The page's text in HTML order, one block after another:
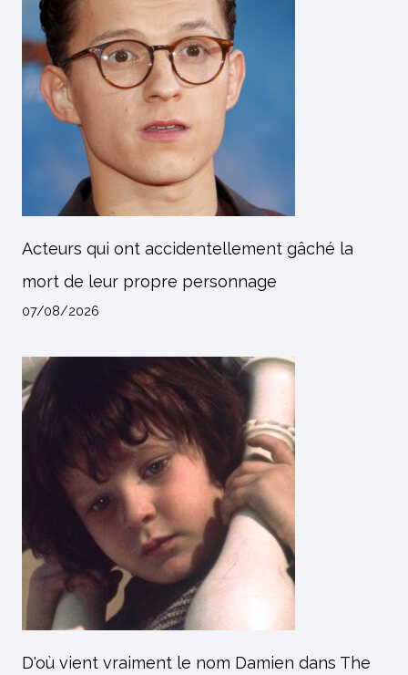
Acteurs qui ont accidentellement gâché la
mort de leur propre personnage
07/08/2026
D'où vient vraiment le nom Damien dans The